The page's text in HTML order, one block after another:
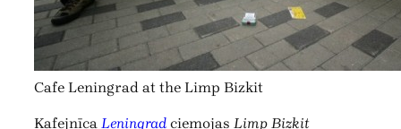
Cafe Leningrad at the Limp Bizkit
Kafejnīca Leningrad ciemojas Limp Bizkit